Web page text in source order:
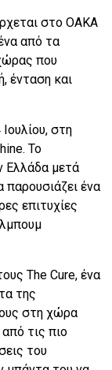
στο ΟΑΚΑ
από τα
που
ένταση και
στη
Το
Ελλάδα μετά
παρουσιάζει ένα
επιτυχίες
The Cure, ένα
της
στη χώρα
τις πιο
του